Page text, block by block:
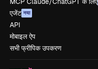
एजेंट नया
API
मोबाइल ऐप
सभी फ्रीपिक उपकरण